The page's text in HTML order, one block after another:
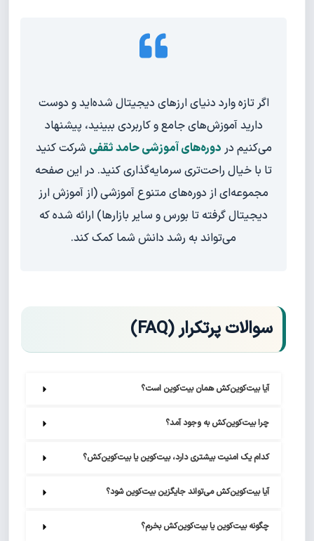
اگر تازه وارد دنیای ارزهای دیجیتال شده‌اید و دوست
دارید آموزش‌های جامع و کاربردی ببینید، پیشنهاد
می‌کنیم در دوره‌های آموزشی حامد ثقفی شرکت کنید
تا با خیال راحت‌تری سرمایه‌گذاری کنید. در این صفحه
مجموعه‌ای از دوره‌های متنوع آموزشی (از آموزش ارز
دیجیتال گرفته تا بورس و سایر بازارها) ارائه شده که
می‌تواند به رشد دانش شما کمک کند.
سوالات پرتکرار (FAQ)
آیا بیت‌کوین‌کش همان بیت‌کوین است؟
چرا بیت‌کوین‌کش به وجود آمد؟
کدام یک امنیت بیشتری دارد، بیت‌کوین یا بیت‌کوین‌کش؟
آیا بیت‌کوین‌کش می‌تواند جایگزین بیت‌کوین شود؟
چگونه بیت‌کوین یا بیت‌کوین‌کش بخرم؟